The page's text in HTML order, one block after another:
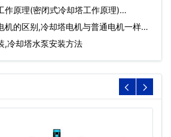
作原理(密闭式冷却塔工作原理)…
机的区别,冷却塔电机与普通电机一样
,冷却塔水泵安装方法